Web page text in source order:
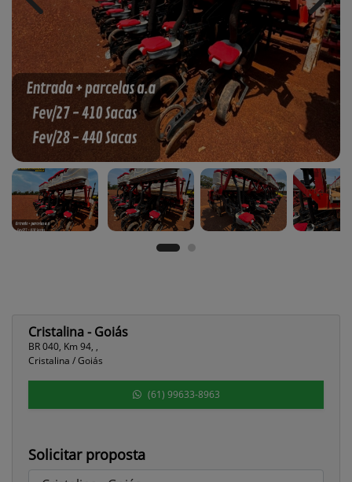
Previous Next
Cristalina - Goiás
BR 040, Km 94, ,
Cristalina / Goiás
(61) 99633-8963
Solicitar proposta